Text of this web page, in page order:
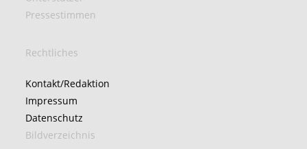
Pressestimmen
Rechtliches
Kontakt/Redaktion
Impressum
Datenschutz
Bildverzeichnis